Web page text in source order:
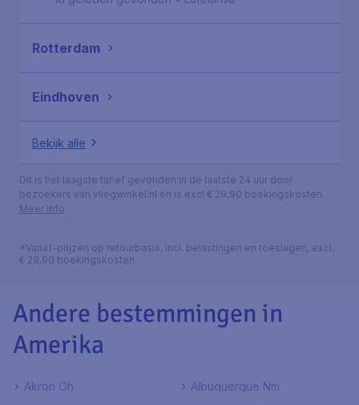
Rotterdam
Eindhoven
Bekijk alle
Dit is het laagste tarief gevonden in de laatste 24 uur door
bezoekers van vliegwinkel.nl en is excl € 29,90 boekingskosten.
Meer info
*Vanaf-prijzen op retourbasis, incl. belastingen en toeslagen, excl.
€ 29,90 boekingskosten.
Andere bestemmingen in
Amerika
Akron Oh
Albuquerque Nm